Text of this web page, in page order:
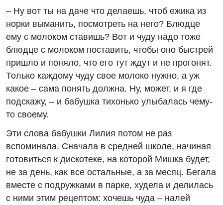
– Ну вот ты на даче что делаешь, чтоб ежика из
норки выманить, посмотреть на него? Блюдце
ему с молоком ставишь? Вот и чуду надо тоже
блюдце с молоком поставить, чтобы оно быстрей
пришло и поняло, что его тут ждут и не прогонят.
Только каждому чуду свое молоко нужно, а уж
какое – сама понять должна. Ну, может, и я где
подскажу, – и бабушка тихонько улыбалась чему-
то своему.
Эти слова бабушки Лилия потом не раз
вспоминала. Сначала в средней школе, начиная
готовиться к дискотеке, на которой Мишка будет,
не за день, как все остальные, а за месяц. Бегала
вместе с подружками в парке, худела и делилась
с ними этим рецептом: хочешь чуда – налей